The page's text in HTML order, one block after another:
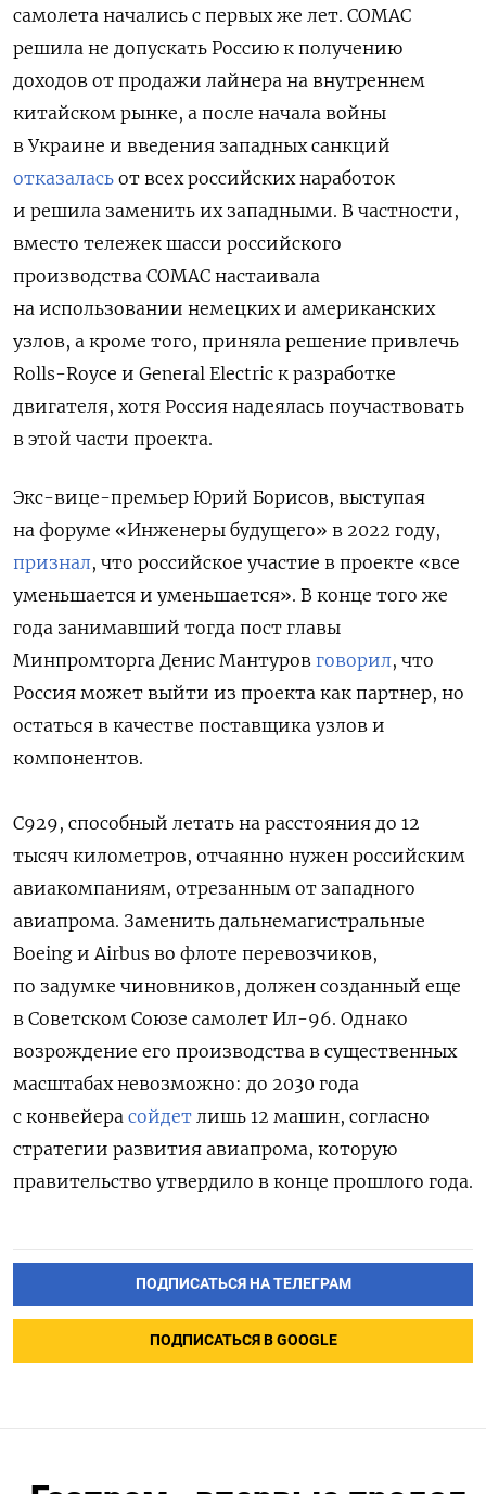
самолета начались с первых же лет. COMAC
решила не допускать Россию к получению
доходов от продажи лайнера на внутреннем
китайском рынке, а после начала войны
в Украине и введения западных санкций
отказалась от всех российских наработок
и решила заменить их западными. В частности,
вместо тележек шасси российского
производства СOMAC настаивала
на использовании немецких и американских
узлов, а кроме того, приняла решение привлечь
Rolls-Royce и General Electric к разработке
двигателя, хотя Россия надеялась поучаствовать
в этой части проекта.
Экс-вице-премьер Юрий Борисов, выступая
на форуме «Инженеры будущего» в 2022 году,
признал, что российское участие в проекте «все
уменьшается и уменьшается». В конце того же
года занимавший тогда пост главы
Минпромторга Денис Мантуров говорил, что
Россия может выйти из проекта как партнер, но
остаться в качестве поставщика узлов и
компонентов.
C929, способный летать на расстояния до 12
тысяч километров, отчаянно нужен российским
авиакомпаниям, отрезанным от западного
авиапрома. Заменить дальнемагистральные
Boeing и Airbus во флоте перевозчиков,
по задумке чиновников, должен созданный еще
в Советском Союзе самолет Ил-96. Однако
возрождение его производства в существенных
масштабах невозможно: до 2030 года
с конвейера сойдет лишь 12 машин, согласно
стратегии развития авиапрома, которую
правительство утвердило в конце прошлого года.
ПОДПИСАТЬСЯ НА ТЕЛЕГРАМ
ПОДПИСАТЬСЯ В GOOGLE